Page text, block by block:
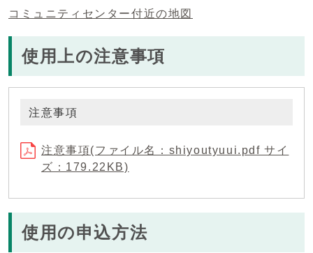
コミュニティセンター付近の地図
使用上の注意事項
注意事項
注意事項(ファイル名：shiyoutyuui.pdf サイ
ズ：179.22KB)
使用の申込方法